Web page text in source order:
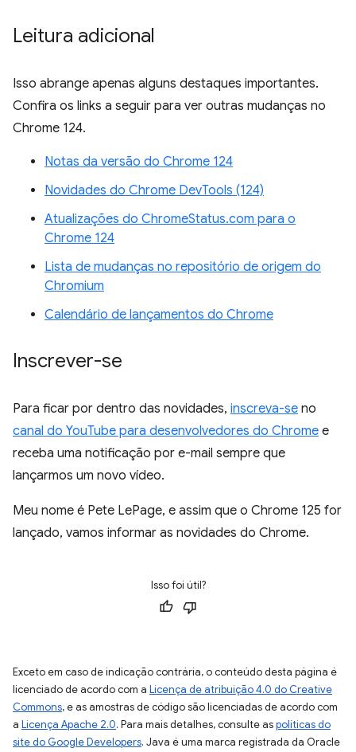
Leitura adicional
Isso abrange apenas alguns destaques importantes.
Confira os links a seguir para ver outras mudanças no
Chrome 124.
Notas da versão do Chrome 124
Novidades do Chrome DevTools (124)
Atualizações do ChromeStatus.com para o
Chrome 124
Lista de mudanças no repositório de origem do
Chromium
Calendário de lançamentos do Chrome
Inscrever-se
Para ficar por dentro das novidades, inscreva-se no
canal do YouTube para desenvolvedores do Chrome e
receba uma notificação por e-mail sempre que
lançarmos um novo vídeo.
Meu nome é Pete LePage, e assim que o Chrome 125 for
lançado, vamos informar as novidades do Chrome.
Isso foi útil?
Exceto em caso de indicação contrária, o conteúdo desta página é
licenciado de acordo com a Licença de atribuição 4.0 do Creative
Commons, e as amostras de código são licenciadas de acordo com
a Licença Apache 2.0. Para mais detalhes, consulte aspolíticas do
site do Google Developers. Java é uma marca registrada da Oracle